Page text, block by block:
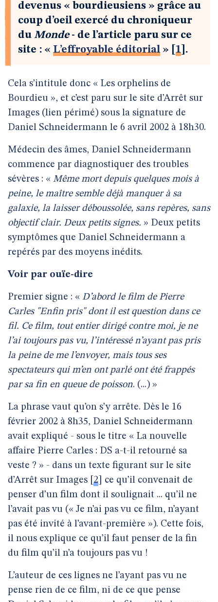
devenus « bourdieusiens » grâce au
coup d’oeil exercé du chroniqueur
du Monde- de l’article paru sur ce
site : « L’effroyable éditorial» 1 .
Cela s’intitule donc « Les orphelins de
Bourdieu », et c’est paru sur le site d’Arrêt sur
Images (lien périmé) sous la signature de
Daniel Schneidermann le 6 avril 2002 à 18h30.
Médecin des âmes, Daniel Schneidermann
commence par diagnostiquer des troubles
sévères : « Même mort depuis quelques mois à
peine, le maître semble déjà manquer à sa
galaxie, la laisser déboussolée, sans repères, sans
objectif clair. Deux petits signes. » Deux petits
symptômes que Daniel Schneidermann a
repérés par des moyens inédits.
Voir par ouïe-dire
Premier signe : « D’abord le film de Pierre
Carles "Enfin pris" dont il est question dans ce
fil. Ce film, tout entier dirigé contre moi, je ne
l’ai toujours pas vu, l’intéressé n’ayant pas pris
la peine de me l’envoyer, mais tous ses
spectateurs qui m’en ont parlé ont été frappés
par sa fin en queue de poisson. (...) »
La phrase vaut qu’on s’y arrête. Dès le 16
février 2002 à 8h35, Daniel Schneidermann
avait expliqué - sous le titre « La nouvelle
affaire Pierre Carles : DS a-t-il retourné sa
veste ? » - dans un texte figurant sur le site
d’Arrêt sur Images 2
ce qu’il convenait de
penser d’un film dont il soulignait ... qu’il ne
l’avait pas vu (« Je n’ai pas vu ce film, n’ayant
pas été invité à l’avant-première »). Cette fois,
il nous explique ce qu’il faut penser de la fin
du film qu’il n’a toujours pas vu !
L’auteur de ces lignes ne l’ayant pas vu ne
pense rien de ce film, ni de ce que pense